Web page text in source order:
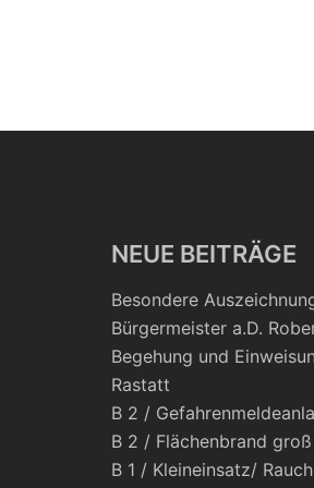
NEUE BEITRÄGE
Besondere
Bürgermeister a.D.
Begehung und
Rastatt
B 2 /
B 2 / Flächenbrand groß
B 1 / Kleineinsatz/